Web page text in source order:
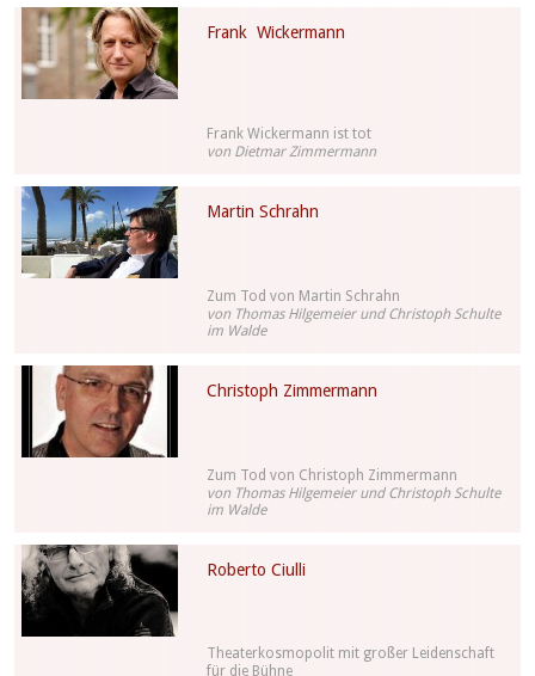
Frank Wickermann
Frank Wickermann ist tot
von Dietmar Zimmermann
Martin Schrahn
Zum Tod von Martin Schrahn
von Thomas Hilgemeier und Christoph Schulte
im Walde
Christoph Zimmermann
Zum Tod von Christoph Zimmermann
von Thomas Hilgemeier und Christoph Schulte
im Walde
Roberto Ciulli
Theaterkosmopolit mit großer Leidenschaft
für die Bühne